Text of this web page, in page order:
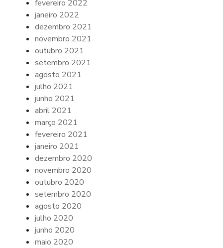
fevereiro 2022
janeiro 2022
dezembro 2021
novembro 2021
outubro 2021
setembro 2021
agosto 2021
julho 2021
junho 2021
abril 2021
março 2021
fevereiro 2021
janeiro 2021
dezembro 2020
novembro 2020
outubro 2020
setembro 2020
agosto 2020
julho 2020
junho 2020
maio 2020